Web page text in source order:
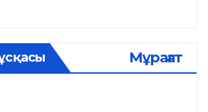
Мұрағат